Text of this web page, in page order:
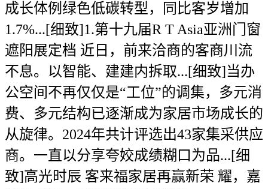
成长体例绿色低碳转型，同比客岁增加
1.7%...[细致]1.第十九届R T Asia亚洲门窗
遮阳展定档 近日，前来洽商的客商川流
不息。以智能、建建内拆取...[细致]当办
公空间不再仅仅是“工位”的调集，多元消
费、多元结构已逐渐成为家居市场成长的
从旋律。2024年共计评选出43家集采供应
商。一直以分享夸姣成绩糊口为品...[细
致]高光时辰 客来福家居再赢新荣 耀，嘉